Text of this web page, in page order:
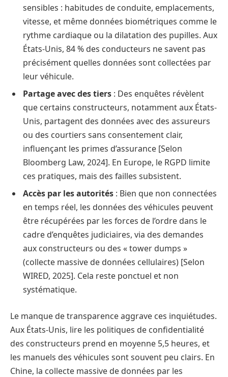
sensibles : habitudes de conduite, emplacements,
vitesse, et même données biométriques comme le
rythme cardiaque ou la dilatation des pupilles. Aux
États-Unis, 84 % des conducteurs ne savent pas
précisément quelles données sont collectées par
leur véhicule.
Partage avec des tiers : Des enquêtes révèlent
que certains constructeurs, notamment aux États-
Unis, partagent des données avec des assureurs
ou des courtiers sans consentement clair,
influençant les primes d’assurance [Selon
Bloomberg Law, 2024]. En Europe, le RGPD limite
ces pratiques, mais des failles subsistent.
Accès par les autorités : Bien que non connectées
en temps réel, les données des véhicules peuvent
être récupérées par les forces de l’ordre dans le
cadre d’enquêtes judiciaires, via des demandes
aux constructeurs ou des « tower dumps »
(collecte massive de données cellulaires) [Selon
WIRED, 2025]. Cela reste ponctuel et non
systématique.
Le manque de transparence aggrave ces inquiétudes.
Aux États-Unis, lire les politiques de confidentialité
des constructeurs prend en moyenne 5,5 heures, et
les manuels des véhicules sont souvent peu clairs. En
Chine, la collecte massive de données par les